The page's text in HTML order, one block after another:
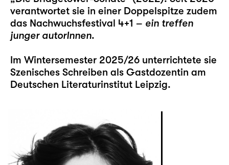
verantwortet sie in einer Doppelspitze zudem
das Nachwuchsfestival 4+1 – ein treffen
junger autorInnen.
Im Wintersemester 2025/26 unterrichtete sie
Szenisches Schreiben als Gastdozentin am
Deutschen Literaturinstitut Leipzig.